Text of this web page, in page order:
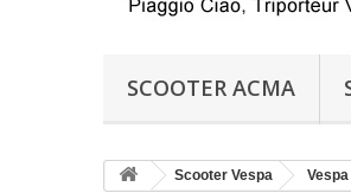
SCOOTER ACMA
Scooter Vespa